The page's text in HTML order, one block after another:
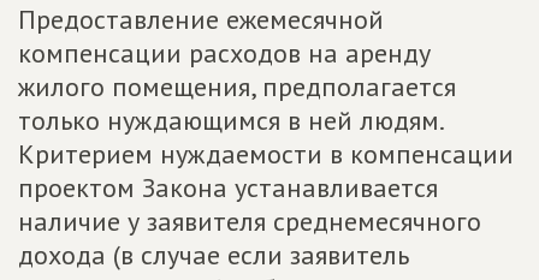
Предоставление ежемесячной
компенсации расходов на аренду
жилого помещения, предполагается
только нуждающимся в ней людям.
Критерием нуждаемости в компенсации
проектом Закона устанавливается
наличие у заявителя среднемесячного
дохода (в случае если заявитель